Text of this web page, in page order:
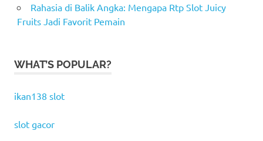
Rahasia di Balik Angka: Mengapa Rtp Slot Juicy
Fruits Jadi Favorit Pemain
WHAT’S POPULAR?
ikan138 slot
slot gacor